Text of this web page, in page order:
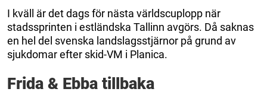
I kväll är det dags för nästa världscuplopp när
stadssprinten i estländska Tallinn avgörs. Då saknas
en hel del svenska landslagsstjärnor på grund av
sjukdomar efter skid-VM i Planica.
Frida & Ebba tillbaka